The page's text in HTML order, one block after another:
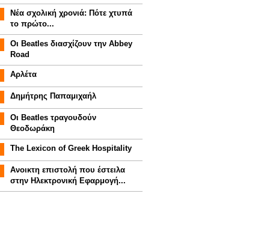
Νέα σχολική χρονιά: Πότε χτυπά
το πρώτο...
Οι Beatles διασχίζουν την Abbey
Road
Αρλέτα
Δημήτρης Παπαμιχαήλ
Οι Beatles τραγουδούν
Θεοδωράκη
The Lexicon of Greek Hospitality
Aνοικτη επιστολή που έστειλα
στην Ηλεκτρονική Εφαρμογή...